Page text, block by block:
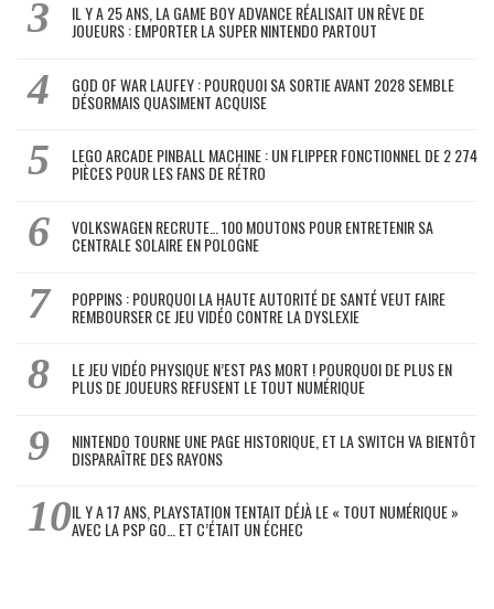
IL Y A 25 ANS, LA GAME BOY ADVANCE RÉALISAIT UN RÊVE DE
JOUEURS : EMPORTER LA SUPER NINTENDO PARTOUT
GOD OF WAR LAUFEY : POURQUOI SA SORTIE AVANT 2028 SEMBLE
DÉSORMAIS QUASIMENT ACQUISE
LEGO ARCADE PINBALL MACHINE : UN FLIPPER FONCTIONNEL DE 2 274
PIÈCES POUR LES FANS DE RÉTRO
VOLKSWAGEN RECRUTE… 100 MOUTONS POUR ENTRETENIR SA
CENTRALE SOLAIRE EN POLOGNE
POPPINS : POURQUOI LA HAUTE AUTORITÉ DE SANTÉ VEUT FAIRE
REMBOURSER CE JEU VIDÉO CONTRE LA DYSLEXIE
LE JEU VIDÉO PHYSIQUE N’EST PAS MORT ! POURQUOI DE PLUS EN
PLUS DE JOUEURS REFUSENT LE TOUT NUMÉRIQUE
NINTENDO TOURNE UNE PAGE HISTORIQUE, ET LA SWITCH VA BIENTÔT
DISPARAÎTRE DES RAYONS
IL Y A 17 ANS, PLAYSTATION TENTAIT DÉJÀ LE « TOUT NUMÉRIQUE »
AVEC LA PSP GO… ET C’ÉTAIT UN ÉCHEC